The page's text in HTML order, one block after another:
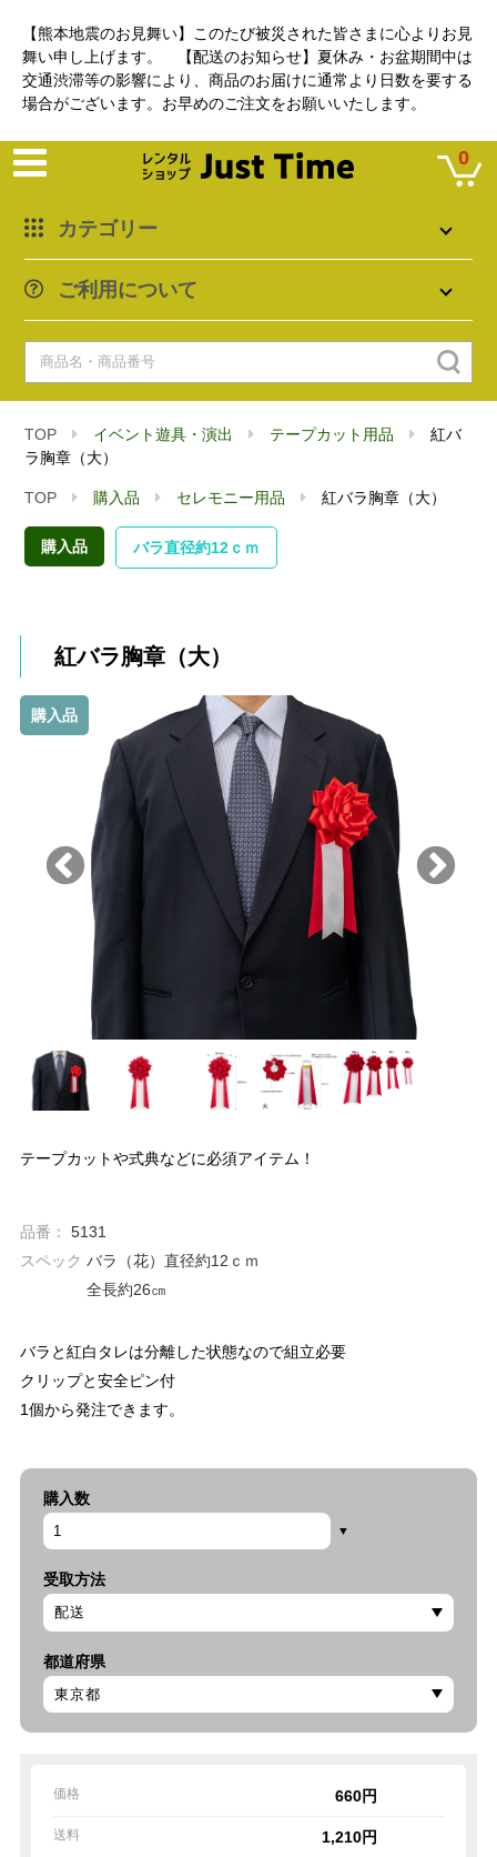
【熊本地震のお見舞い】このたび被災された皆さまに心よりお見
舞い申し上げます。 【配送のお知らせ】夏休み・お盆期間中は
交通渋滞等の影響により、商品のお届けに通常より日数を要する
場合がございます。お早めのご注文をお願いいたします。
カテゴリー
ご利用について
0
TOP イベント遊具・演出 テープカット用品
紅バ
ラ胸章（大）
TOP 購入品 セレモニー用品 紅バラ胸章（大）
購入品 バラ直径約12ｃｍ
紅バラ胸章（大）
購入品
テープカットや式典などに必須アイテム！
品番：
5131
スペック バラ（花）直径約12ｃｍ
全長約26㎝
バラと紅白タレは分離した状態なので組立必要
クリップと安全ピン付
1個から発注できます。
購入数
受取方法
都道府県
価格 660円
送料 1,210円